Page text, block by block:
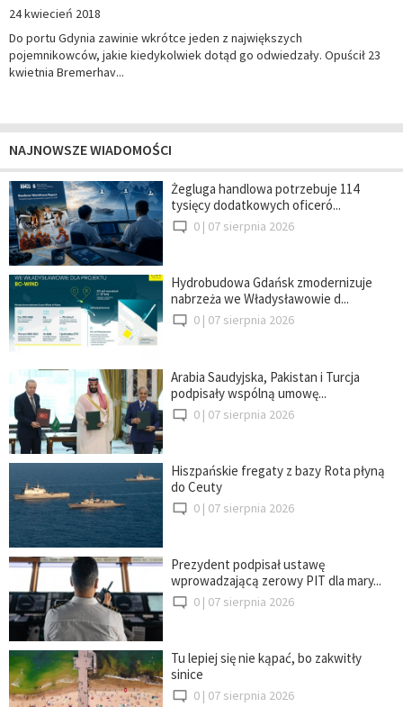
24 kwiecień 2018
Do portu Gdynia zawinie wkrótce jeden z największych
pojemnikowców, jakie kiedykolwiek dotąd go odwiedzały. Opuścił 23
kwietnia Bremerhav...
NAJNOWSZE WIADOMOŚCI
Żegluga handlowa potrzebuje 114
tysięcy dodatkowych oficeró...
0 | 07 sierpnia 2026
Hydrobudowa Gdańsk zmodernizuje
nabrzeża we Władysławowie d...
0 | 07 sierpnia 2026
Arabia Saudyjska, Pakistan i Turcja
podpisały wspólną umowę...
0 | 07 sierpnia 2026
Hiszpańskie fregaty z bazy Rota płyną
do Ceuty
0 | 07 sierpnia 2026
Prezydent podpisał ustawę
wprowadzającą zerowy PIT dla mary...
0 | 07 sierpnia 2026
Tu lepiej się nie kąpać, bo zakwitły
sinice
0 | 07 sierpnia 2026